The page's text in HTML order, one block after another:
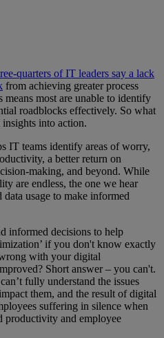
quarters of IT leaders say a lack
from achieving greater process
most are unable to identify
roadblocks effectively. So what
into action.
IT teams identify areas of worry,
a better return on
making, and beyond. While
are endless, the one we hear
usage to make informed
informed decisions to help
if you don't know exactly
with your digital
Short answer – you can't.
fully understand the issues
them, and the result of digital
suffering in silence when
productivity and employee